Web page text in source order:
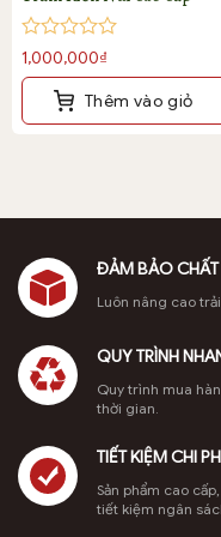
Vòng tay trầm hương
Được
xếp
hạng
5
1,000,000₫
Thêm vào giỏ
ĐẢM BẢO
Luôn nâng cao
QUY TRÌNH
Quy trình mua
thời gian.
TIẾT KIỆM CHI
Sản phẩm cao
tiết kiệm ngân